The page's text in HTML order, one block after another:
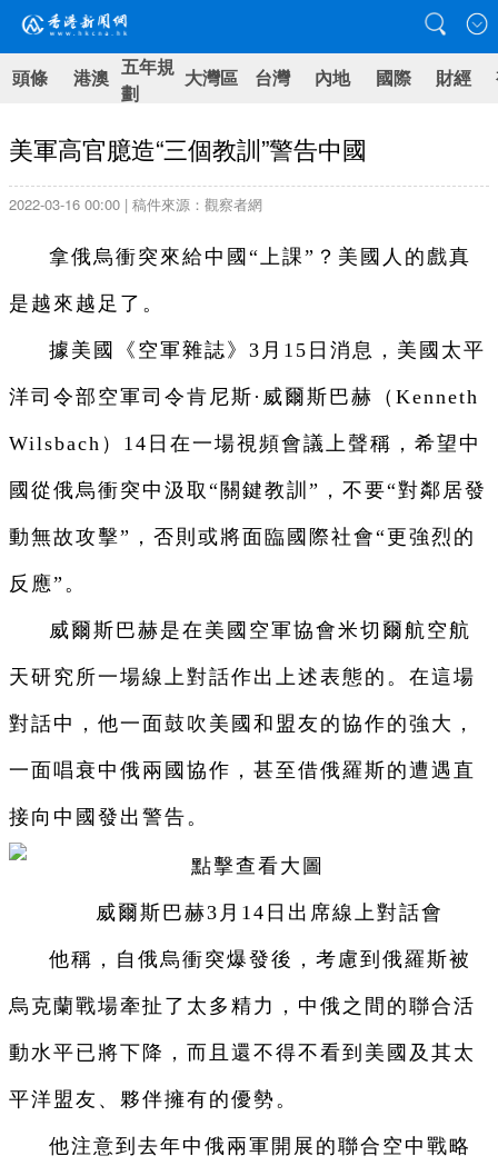
頭條 港澳 五年規
劃
大灣區 台灣 內地 國際 財經
美軍高官臆造“三個教訓”警告中國
2022-03-16 00:00 | 稿件來源：觀察者網
拿俄烏衝突來給中國“上課”？美國人的戲真
是越來越足了。
據美國《空軍雜誌》3月15日消息，美國太平
洋司令部空軍司令肯尼斯·威爾斯巴赫（Kenneth
Wilsbach）14日在一場視頻會議上聲稱，希望中
國從俄烏衝突中汲取“關鍵教訓”，不要“對鄰居發
動無故攻擊”，否則或將面臨國際社會“更強烈的
反應”。
威爾斯巴赫是在美國空軍協會米切爾航空航
天研究所一場線上對話作出上述表態的。在這場
對話中，他一面鼓吹美國和盟友的協作的強大，
一面唱衰中俄兩國協作，甚至借俄羅斯的遭遇直
接向中國發出警告。
威爾斯巴赫3月14日出席線上對話會
他稱，自俄烏衝突爆發後，考慮到俄羅斯被
烏克蘭戰場牽扯了太多精力，中俄之間的聯合活
動水平已將下降，而且還不得不看到美國及其太
平洋盟友、夥伴擁有的優勢。
他注意到去年中俄兩軍開展的聯合空中戰略